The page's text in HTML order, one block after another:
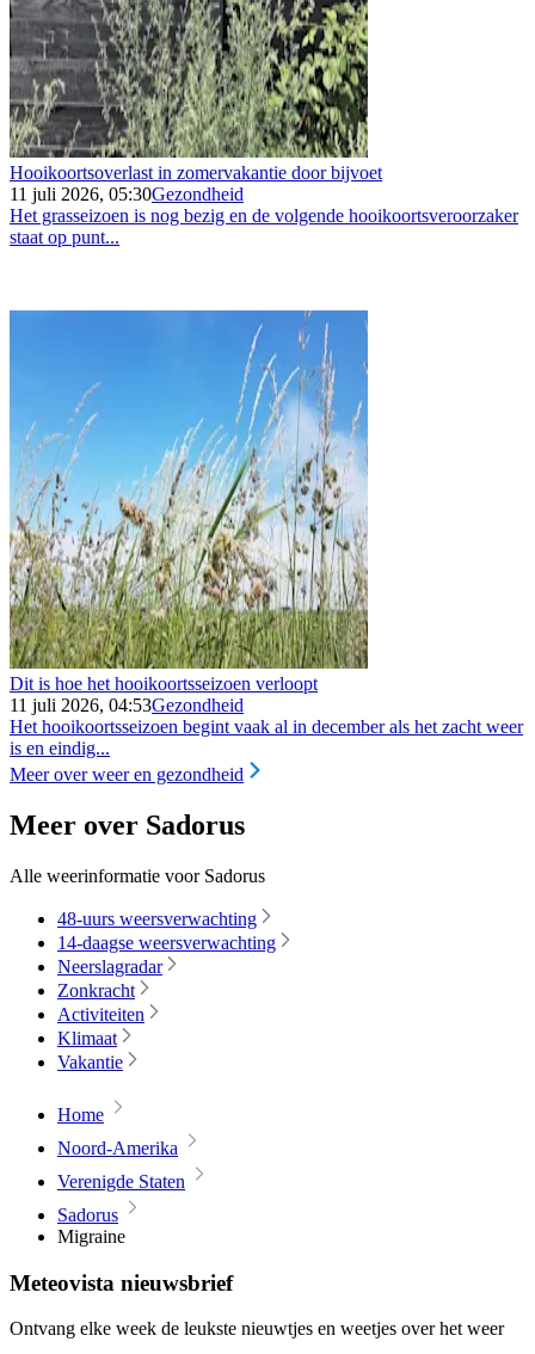
Hooikoortsoverlast in zomervakantie door bijvoet
11 juli 2026, 05:30Gezondheid
Het grasseizoen is nog bezig en de volgende hooikoortsveroorzaker
staat op punt...
Dit is hoe het hooikoortsseizoen verloopt
11 juli 2026, 04:53Gezondheid
Het hooikoortsseizoen begint vaak al in december als het zacht weer
is en eindig...
Meer over weer en gezondheid
Meer over Sadorus
Alle weerinformatie voor Sadorus
48-uurs weersverwachting
14-daagse weersverwachting
Neerslagradar
Zonkracht
Activiteiten
Klimaat
Vakantie
Home
Noord-Amerika
Verenigde Staten
Sadorus
Migraine
Meteovista nieuwsbrief
Ontvang elke week de leukste nieuwtjes en weetjes over het weer